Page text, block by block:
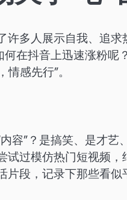
许多人展示自我、追
何在抖音上迅速涨粉
感先行”。
容”？是搞笑、是才
试过模仿热门短视频
片段，记录下那些看